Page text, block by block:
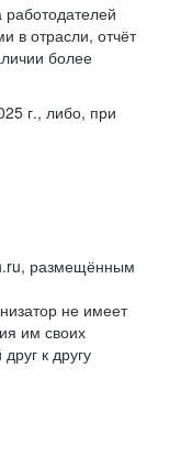
работодателей
в отрасли, отчёт
более
г., либо, при
размещённым
не имеет
им своих
к другу